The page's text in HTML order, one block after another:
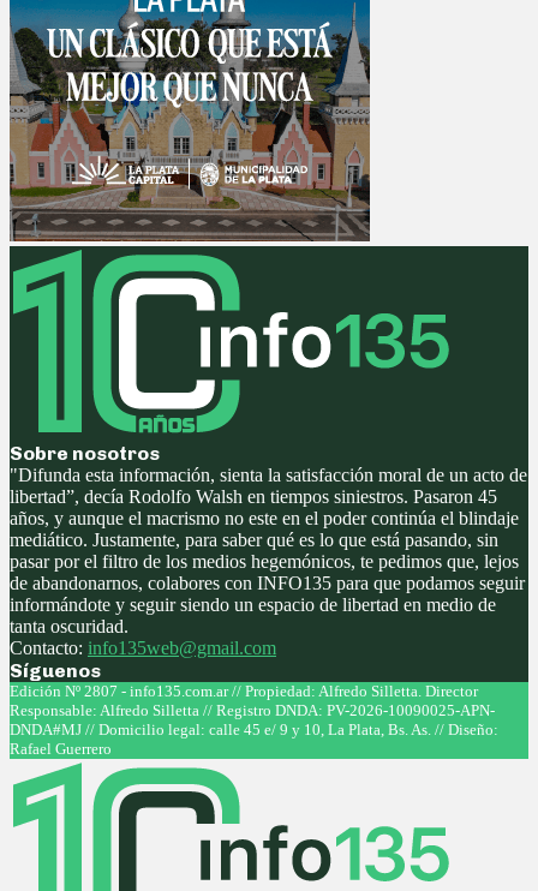
Sobre nosotros
"Difunda esta información, sienta la satisfacción moral de un acto de
libertad”, decía Rodolfo Walsh en tiempos siniestros. Pasaron 45
años, y aunque el macrismo no este en el poder continúa el blindaje
mediático. Justamente, para saber qué es lo que está pasando, sin
pasar por el filtro de los medios hegemónicos, te pedimos que, lejos
de abandonarnos, colabores con INFO135 para que podamos seguir
informándote y seguir siendo un espacio de libertad en medio de
tanta oscuridad.
Contacto: info135web@gmail.com
Síguenos
Facebook
Twitter
Instagram
Youtube
Edición Nº 2807 - info135.com.ar // Propiedad: Alfredo Silletta. Director
Responsable: Alfredo Silletta // Registro DNDA: PV-2026-10090025-APN-
DNDA#MJ // Domicilio legal: calle 45 e/ 9 y 10, La Plata, Bs. As. // Diseño:
Rafael Guerrero